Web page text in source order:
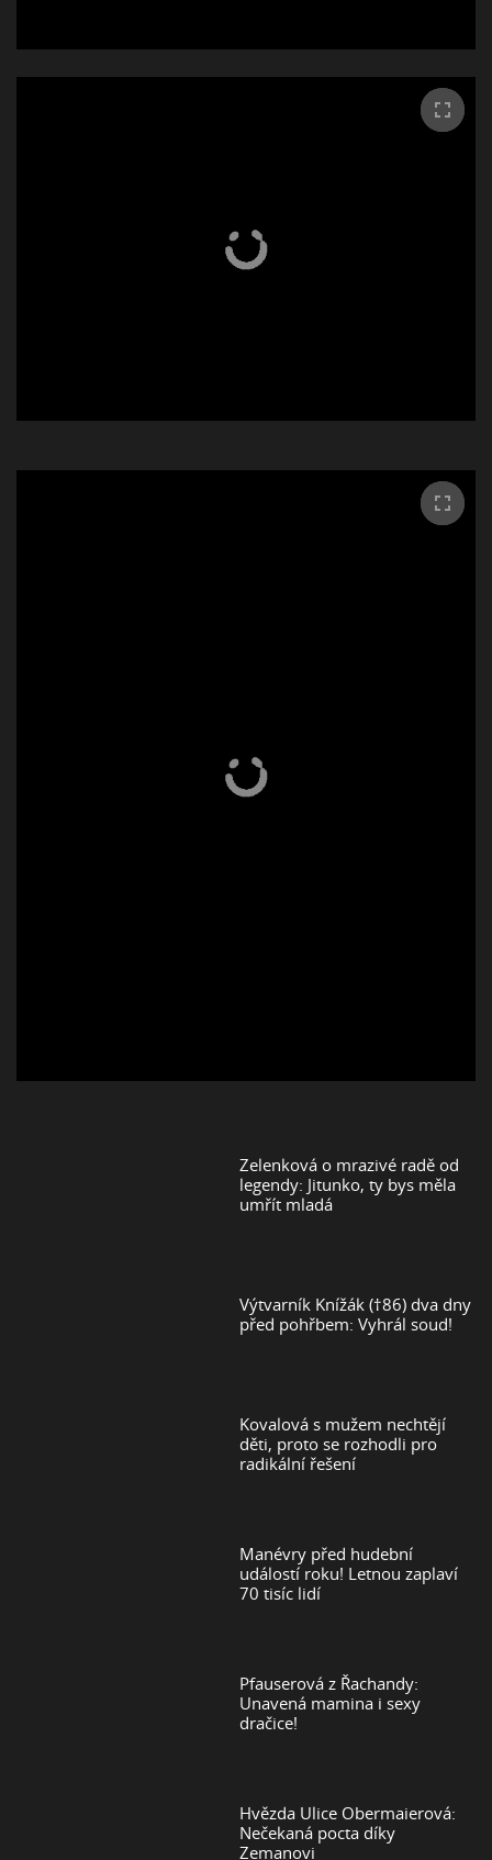
Zelenková o mrazivé radě od
legendy: Jitunko, ty bys měla
umřít mladá
Výtvarník Knížák (†86) dva dny
před pohřbem: Vyhrál soud!
Kovalová s mužem nechtějí
děti, proto se rozhodli pro
radikální řešení
Manévry před hudební
událostí roku! Letnou zaplaví
70 tisíc lidí
Pfauserová z Řachandy:
Unavená mamina i sexy
dračice!
Hvězda Ulice Obermaierová:
Nečekaná pocta díky
Zemanovi